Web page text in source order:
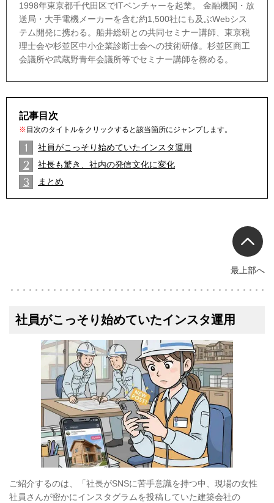
1998年東京都千代田区でITベンチャーを起業。 金融機関・放
送局・大手電機メーカーを含む約1,500社にも及ぶWebシス
テム開発に携わる。船井総研との共同セミナー講師、東京税
理士会や杉並区中小企業診断士会への技術研修。杉並区商工
会議所や武蔵野青年会議所等でセミナー講師を務める。
記事目次
※ 目次のタイトルをクリックすると該当箇所にジャンプします。
1 社員がこっそり始めていたインスタ運用
2
2
社長も驚き、社内の発信文化に変化
3
2
まとめ
最上部へ
社員がこっそり始めていたインスタ運用
ご紹介するのは、「社長がSNSに苦手意識を持つ中、現場の女性
社員さんが密かにインスタグラムを投稿していた建築会社の